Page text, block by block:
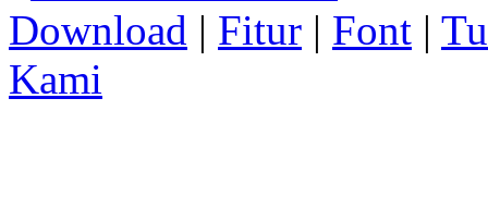
Download | Fitur | Font |
Kami